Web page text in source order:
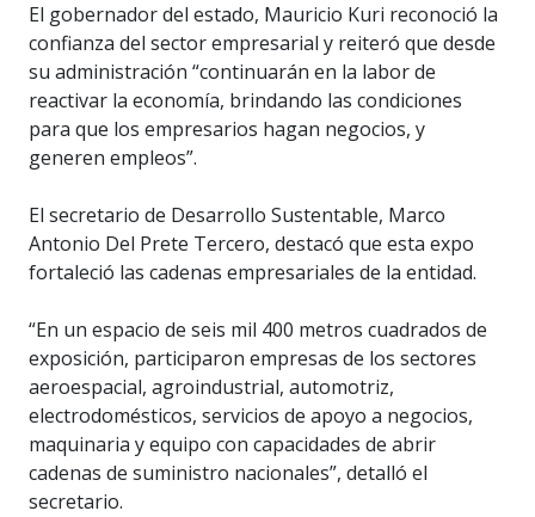
El gobernador del estado, Mauricio Kuri reconoció la
confianza del sector empresarial y reiteró que desde
su administración “continuarán en la labor de
reactivar la economía, brindando las condiciones
para que los empresarios hagan negocios, y
generen empleos”.
El secretario de Desarrollo Sustentable, Marco
Antonio Del Prete Tercero, destacó que esta expo
fortaleció las cadenas empresariales de la entidad.
“En un espacio de seis mil 400 metros cuadrados de
exposición, participaron empresas de los sectores
aeroespacial, agroindustrial, automotriz,
electrodomésticos, servicios de apoyo a negocios,
maquinaria y equipo con capacidades de abrir
cadenas de suministro nacionales”, detalló el
secretario.